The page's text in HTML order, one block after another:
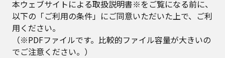
本ウェブサイトによる取扱説明書※をご覧になる前に、
以下の「ご利用の条件」にご同意いただいた上で、ご利
用ください。
（※PDFファイルです。比較的ファイル容量が大きいの
でご注意ください。）